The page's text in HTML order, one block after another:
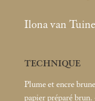
Ilona van
TECHNIQUE
Plume et encre
papier préparé